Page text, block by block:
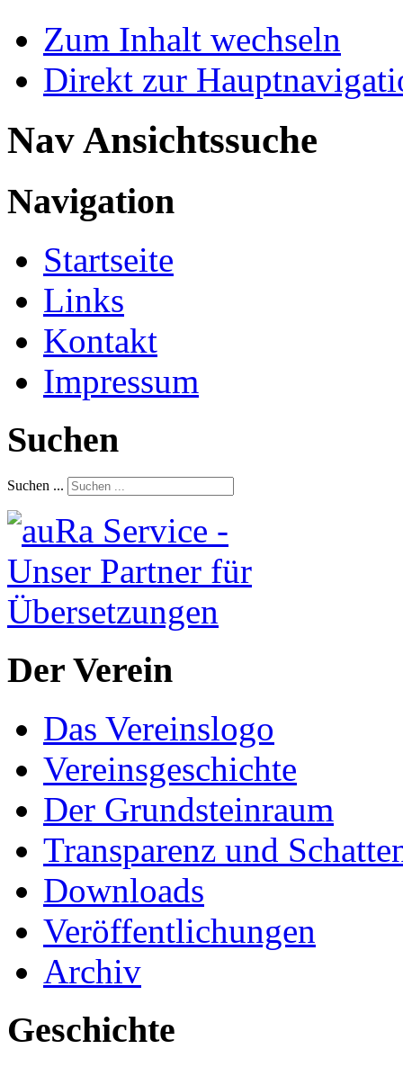
Zum Inhalt wechseln
Direkt zur
Nav Ansichtssuche
Navigation
Startseite
Links
Kontakt
Impressum
Suchen
Suchen ...
Der Verein
Das Vereinslogo
Vereinsgeschichte
Der Grundsteinraum
Transparenz und
Downloads
Veröffentlichungen
Archiv
Geschichte